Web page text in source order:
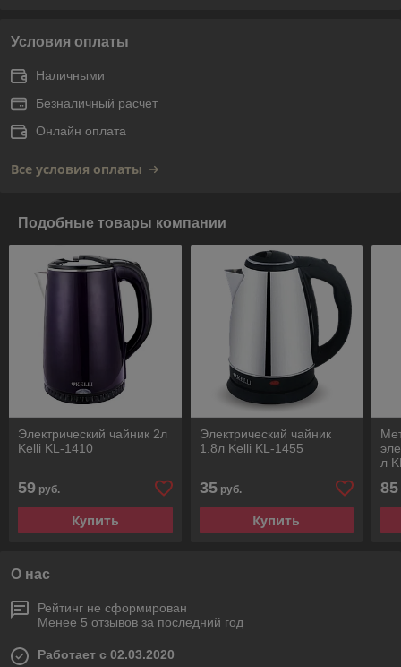
Условия оплаты
Наличными
Безналичный расчет
Онлайн оплата
Все условия оплаты
Подобные товары компании
Электрический чайник 2л
Kelli KL-1410
59 руб.
Купить
Электрический чайник
1.8л Kelli KL-1455
35руб.
Купить
л
85
О нас
Рейтинг не сформирован
Менее 5 отзывов за последний год
Работает с 02.03.2020